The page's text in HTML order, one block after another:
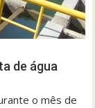
de água
o mês de